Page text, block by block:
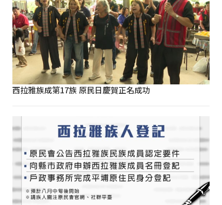
西拉雅族成第17族 原民日慶賀正名成功